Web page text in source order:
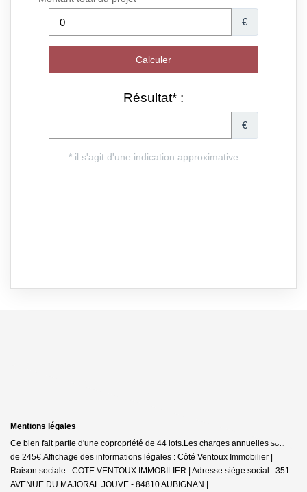
Mentions légales
Ce bien fait partie d'une copropriété de 44 lots.Les charges annuelles sont
de 245€.Affichage des informations légales : Côté Ventoux Immobilier |
Raison sociale : COTE VENTOUX IMMOBILIER | Adresse siège social : 351
AVENUE DU MAJORAL JOUVE - 84810 AUBIGNAN |